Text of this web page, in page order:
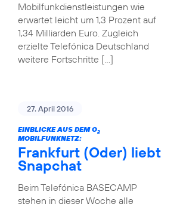
Mobilfunkdienstleistungen wie
erwartet leicht um 1,3 Prozent auf
1,34 Milliarden Euro. Zugleich
erzielte Telefónica Deutschland
weitere Fortschritte […]
27. April 2016
EINBLICKE AUS DEM O2
MOBILFUNKNETZ:
Frankfurt (Oder) liebt
Snapchat
Beim Telefónica BASECAMP
stehen in dieser Woche alle